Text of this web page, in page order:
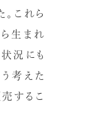
これら
生まれ
況にも
考えた
するこ